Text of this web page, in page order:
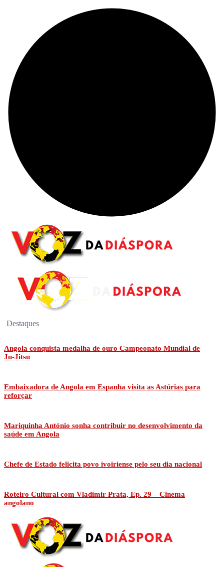
Destaques
Angola conquista medalha de ouro Campeonato Mundial de
Ju-Jitsu
Embaixadora de Angola em Espanha visita as Astúrias para
reforçar
Mariquinha António sonha contribuir no desenvolvimento da
saúde em Angola
Chefe de Estado felicita povo ivoiriense pelo seu dia nacional
Roteiro Cultural com Vladimir Prata, Ep. 29 – Cinema
angolano